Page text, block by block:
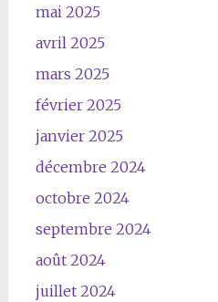
mai 2025
avril 2025
mars 2025
février 2025
janvier 2025
décembre 2024
octobre 2024
septembre 2024
août 2024
juillet 2024